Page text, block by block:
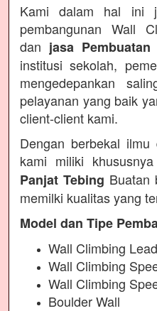
Kami dalam hal ini
pembangunan Wall
dan jasa
institusi sekolah,
mengedepankan
pelayanan yang baik
client-client kami.
Dengan berbekal
kami miliki
Panjat Tebing Buatan
memilki kualitas yang
Model dan Tipe
Wall Climbing
Wall Climbing
Wall Climbing
Boulder Wall